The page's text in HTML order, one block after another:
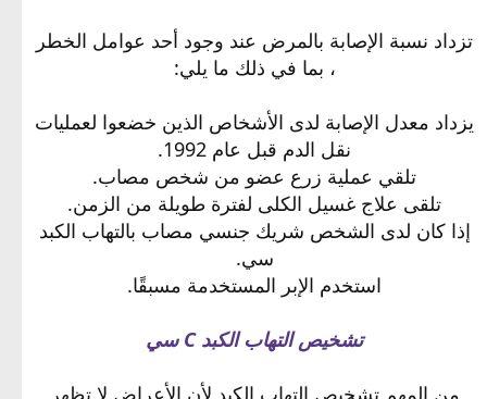
تزداد نسبة الإصابة بالمرض عند وجود أحد عوامل الخطر
، بما في ذلك ما يلي:
يزداد معدل الإصابة لدى الأشخاص الذين خضعوا لعمليات
نقل الدم قبل عام 1992.
تلقي عملية زرع عضو من شخص مصاب.
تلقى علاج غسيل الكلى لفترة طويلة من الزمن.
إذا كان لدى الشخص شريك جنسي مصاب بالتهاب الكبد
سي.
استخدم الإبر المستخدمة مسبقًا.
تشخيص التهاب الكبد C سي
من المهم تشخيص التهاب الكبد لأن الأعراض لا تظهر